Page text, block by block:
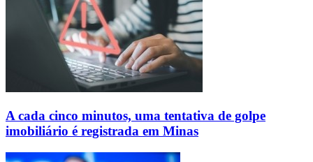
A cada cinco minutos, uma tentativa de golpe
imobiliário é registrada em Minas